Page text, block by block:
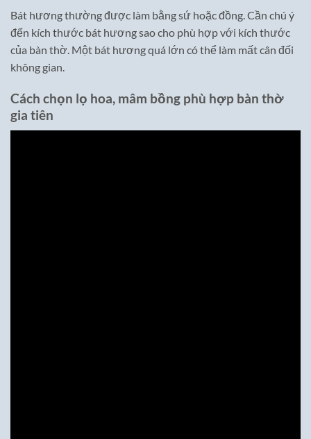
Bát hương thường được làm bằng sứ hoặc đồng. Cần chú ý
đến kích thước bát hương sao cho phù hợp với kích thước
của bàn thờ. Một bát hương quá lớn có thể làm mất cân đối
không gian.
Cách chọn lọ hoa, mâm bồng phù hợp bàn thờ
gia tiên